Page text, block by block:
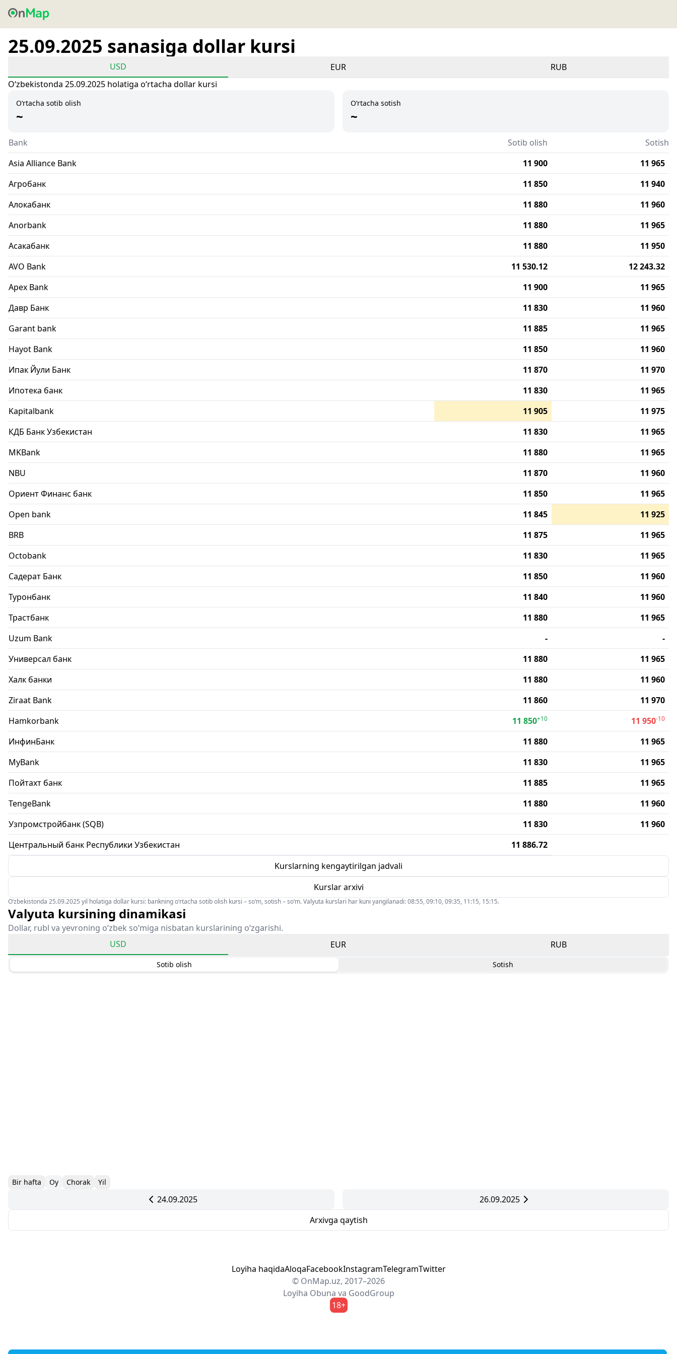
25.09.2025 sanasiga dollar kursi
USD EUR
RUB
Oʻzbekistonda 25.09.2025 holatiga oʻrtacha dollar kursi
O‘rtacha sotib olish
~
O‘rtacha sotish
~
Bank Sotib olish
Sotish
Asia Alliance Bank
11 900
11 965
Агробанк
11 850
11 940
Алокабанк
11 880
11 960
Anorbank
11 880
11 965
Асакабанк
11 880
11 950
AVO Bank
11 530.12
12 243.32
Apex Bank
11 900
11 965
Давр Банк
11 830
11 960
Garant bank
11 885
11 965
Hayot Bank
11 850
11 960
Ипак Йули Банк
11 870
11 970
Ипотека банк
11 830
11 965
Kapitalbank
11 905
11 975
КДБ Банк Узбекистан
11 830
11 965
MKBank
11 880
11 965
NBU
11 870
11 960
Ориент Финанс банк
11 850
11 965
Open bank
11 845
11 925
BRB
11 875
11 965
Octobank
11 830
11 965
Садерат Банк
11 850
11 960
Туронбанк
11 840
11 960
Трастбанк
11 880
11 965
Uzum Bank
-
-
Универсал банк
11 880
11 965
Халк банки
11 880
11 960
Ziraat Bank
11 860
11 970
Hamkorbank
11 850+10 11 950-10
ИнфинБанк 11 880
11 965
MyBank
11 830
11 965
Пойтахт банк
11 885
11 965
TengeBank
11 880
11 960
Узпромстройбанк (SQB)
11 830
11 960
Центральный банк Республики Узбекистан
11 886.72
Kurslarning kengaytirilgan jadvali
Kurslar arxivi
O‘zbekistonda 25.09.2025 yil holatiga dollar kursi: bankning o‘rtacha sotib olish kursi – so‘m, sotish – so‘m. Valyuta kurslari har kuni yangilanadi: 08:55, 09:10, 09:35, 11:15, 15:15.
Valyuta kursining dinamikasi
Dollar, rubl va yevroning o‘zbek so‘miga nisbatan kurslarining o‘zgarishi.
USD
EUR RUB
Sotib olish Sotish
Bir hafta Oy Chorak Yil
24.09.2025
26.09.2025
Arxivga qaytish
Loyiha haqidaAloqaFacebookInstagramTelegramTwitter
© OnMap.uz, 2017–2026
Loyiha Obuna va GoodGroup
18+